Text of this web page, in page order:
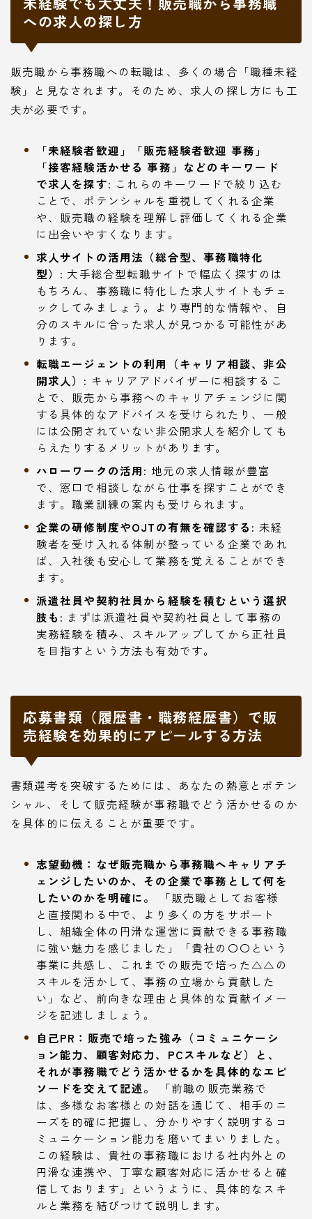
への求人の探し方
販売職から事務職への転職は、多くの場合「職種未経
験」と見なされます。そのため、求人の探し方にも工
夫が必要です。
「未経験者歓迎」「販売経験者歓迎 事務」
「接客経験活かせる 事務」などのキーワード
で求人を探す: これらのキーワードで絞り込む
ことで、ポテンシャルを重視してくれる企業
や、販売職の経験を理解し評価してくれる企業
に出会いやすくなります。
求人サイトの活用法（総合型、事務職特化
型）: 大手総合型転職サイトで幅広く探すのは
もちろん、事務職に特化した求人サイトもチェ
ックしてみましょう。より専門的な情報や、自
分のスキルに合った求人が見つかる可能性があ
ります。
転職エージェントの利用（キャリア相談、非公
開求人）: キャリアアドバイザーに相談するこ
とで、販売から事務へのキャリアチェンジに関
する具体的なアドバイスを受けられたり、一般
には公開されていない非公開求人を紹介しても
らえたりするメリットがあります。
ハローワークの活用: 地元の求人情報が豊富
で、窓口で相談しながら仕事を探すことができ
ます。職業訓練の案内も受けられます。
企業の研修制度やOJTの有無を確認する: 未経
験者を受け入れる体制が整っている企業であれ
ば、入社後も安心して業務を覚えることができ
ます。
派遣社員や契約社員から経験を積むという選択
肢も: まずは派遣社員や契約社員として事務の
実務経験を積み、スキルアップしてから正社員
を目指すという方法も有効です。
応募書類（履歴書・職務経歴書）で販
売経験を効果的にアピールする方法
書類選考を突破するためには、あなたの熱意とポテン
シャル、そして販売経験が事務職でどう活かせるのか
を具体的に伝えることが重要です。
志望動機：なぜ販売職から事務職へキャリアチ
ェンジしたいのか、その企業で事務として何を
したいのかを明確に。
「販売職としてお客様
と直接関わる中で、より多くの方をサポート
し、組織全体の円滑な運営に貢献できる事務職
に強い魅力を感じました」「貴社の〇〇という
事業に共感し、これまでの販売で培った△△の
スキルを活かして、事務の立場から貢献した
い」など、前向きな理由と具体的な貢献イメー
ジを記述しましょう。
自己PR：販売で培った強み（コミュニケーシ
ョン能力、顧客対応力、PCスキルなど）と、
それが事務職でどう活かせるかを具体的なエピ
ソードを交えて記述。
「前職の販売業務で
は、多様なお客様との対話を通じて、相手のニ
ーズを的確に把握し、分かりやすく説明するコ
ミュニケーション能力を磨いてまいりました。
この経験は、貴社の事務職における社内外との
円滑な連携や、丁寧な顧客対応に活かせると確
信しております」というように、具体的なスキ
ルと業務を結びつけて説明します。